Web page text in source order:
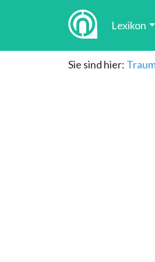
Lexikon
Sie sind hier: